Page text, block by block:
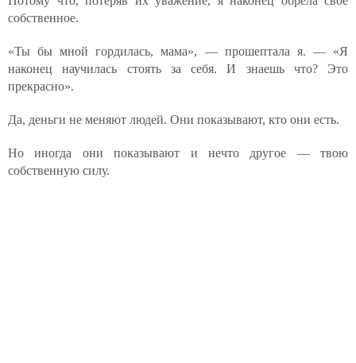
собственное.
«Ты бы мной гордилась, мама», — прошептала я. — «Я
наконец научилась стоять за себя. И знаешь что? Это
прекрасно».
Да, деньги не меняют людей. Они показывают, кто они есть.
Но иногда они показывают и нечто другое — твою
собственную силу.